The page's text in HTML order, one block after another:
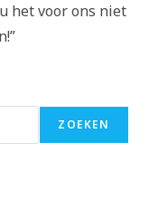
het voor ons niet
ZOEKEN